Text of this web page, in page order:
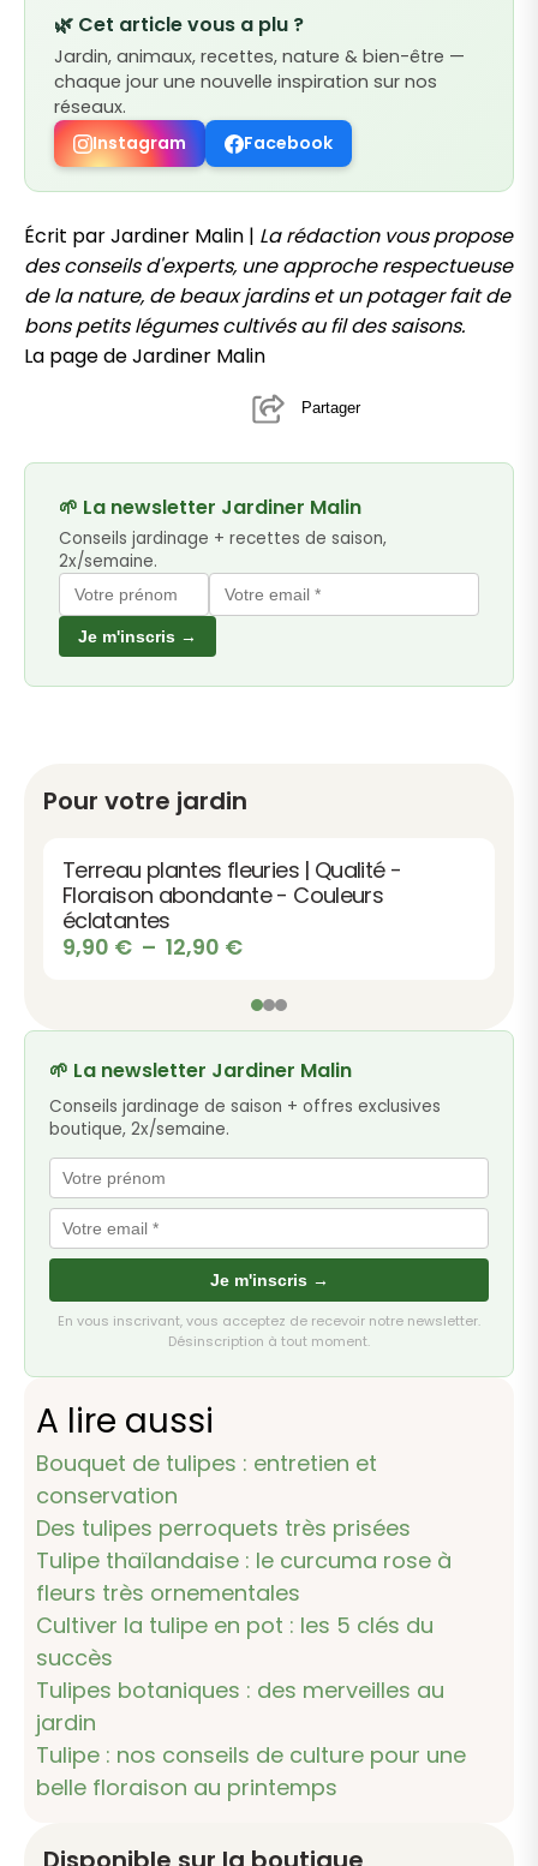
🌿 Cet article vous a plu ?
Jardin, animaux, recettes, nature & bien-être —
chaque jour une nouvelle inspiration sur nos
réseaux.
Instagram
Facebook
Écrit par Jardiner Malin | La rédaction vous propose
des conseils d'experts, une approche respectueuse
de la nature, de beaux jardins et un potager fait de
bons petits légumes cultivés au fil des saisons.
La page de Jardiner Malin
Partager
🌱 La newsletter Jardiner Malin
Conseils jardinage + recettes de saison,
2x/semaine.
Je m'inscris →
Pour votre jardin
Terreau plantes fleuries | Qualité -
Floraison abondante - Couleurs
éclatantes
9,90 € – 12,90 €Plage
prix :
9,90 €
à
12,90 €
🌱 La newsletter Jardiner Malin
Conseils jardinage de saison + offres exclusives
boutique, 2x/semaine.
Je m'inscris →
En vous inscrivant, vous acceptez de recevoir notre newsletter.
Désinscription à tout moment.
A lire aussi
Bouquet de tulipes : entretien et
conservation
Des tulipes perroquets très prisées
Tulipe thaïlandaise : le curcuma rose à
fleurs très ornementales
Cultiver la tulipe en pot : les 5 clés du
succès
Tulipes botaniques : des merveilles au
jardin
Tulipe : nos conseils de culture pour une
belle floraison au printemps